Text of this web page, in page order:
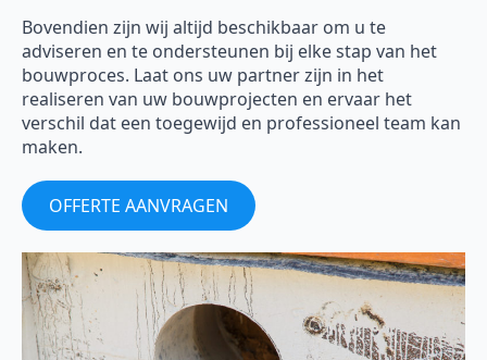
Bovendien zijn wij altijd beschikbaar om u te
adviseren en te ondersteunen bij elke stap van het
bouwproces. Laat ons uw partner zijn in het
realiseren van uw bouwprojecten en ervaar het
verschil dat een toegewijd en professioneel team kan
maken.
OFFERTE AANVRAGEN